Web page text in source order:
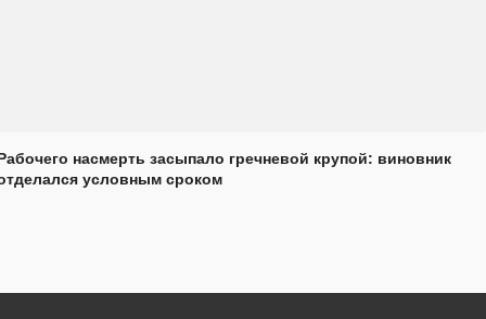
насмерть засыпало гречневой крупой: виновник
условным сроком